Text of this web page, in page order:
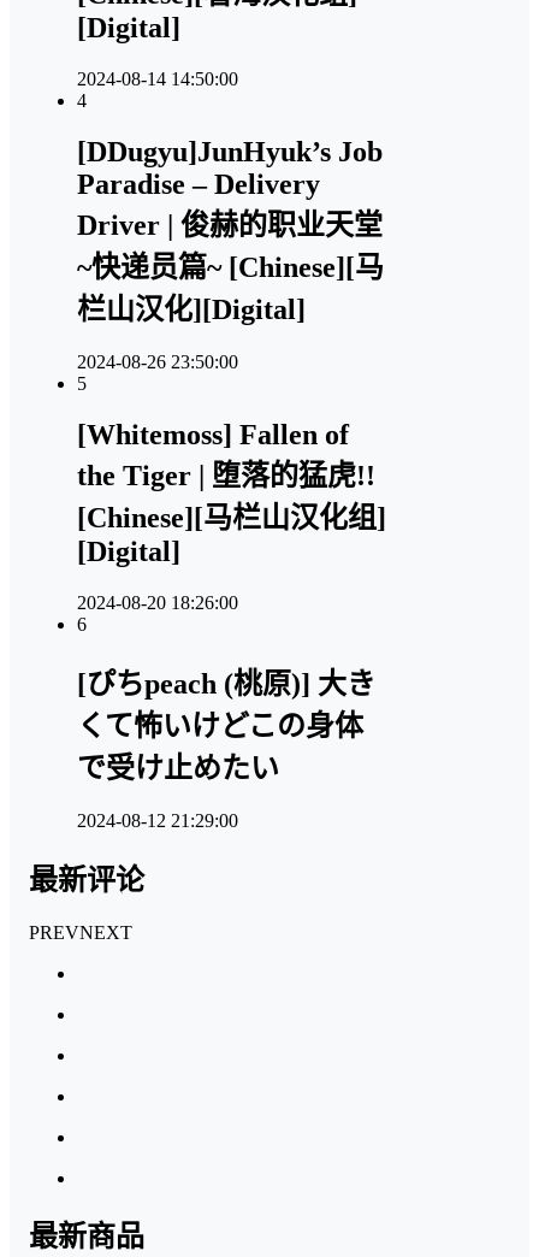
[Digital]
2024-08-14 14:50:00
4
[DDugyu]JunHyuk’s Job
Paradise – Delivery
Driver | 俊赫的职业天堂
~快递员篇~ [Chinese][马
栏山汉化][Digital]
2024-08-26 23:50:00
5
[Whitemoss] Fallen of
the Tiger | 堕落的猛虎!!
[Chinese][马栏山汉化组]
[Digital]
2024-08-20 18:26:00
6
[ぴちpeach (桃原)] 大き
くて怖いけどこの身体
で受け止めたい
2024-08-12 21:29:00
最新评论
PREVNEXT
最新商品